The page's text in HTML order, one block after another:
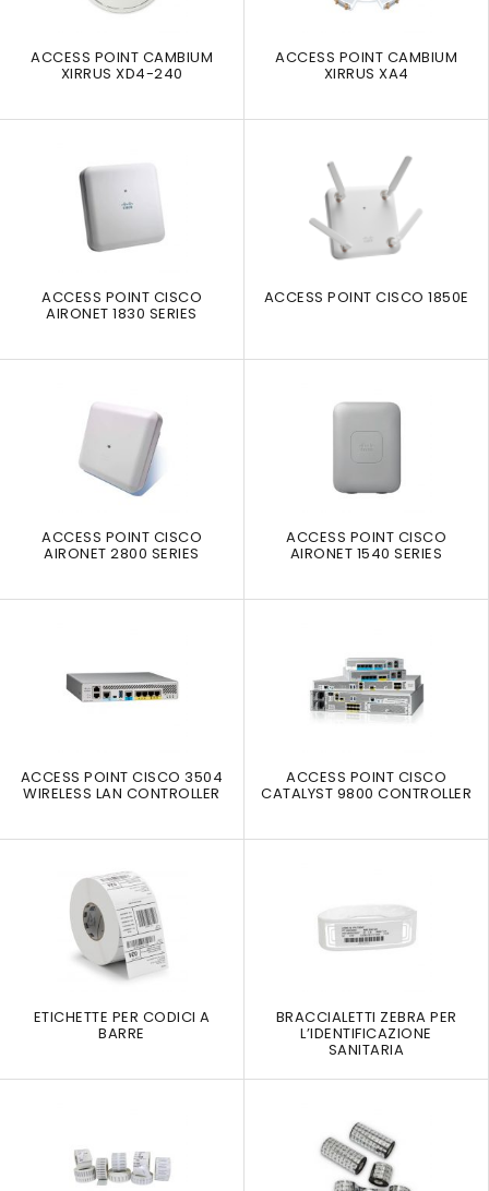
ACCESS POINT CAMBIUM
XIRRUS XD4-240
ACCESS POINT CAMBIUM
XIRRUS XA4
ACCESS POINT CISCO
AIRONET 1830 SERIES
ACCESS POINT CISCO 1850E
ACCESS POINT CISCO
AIRONET 2800 SERIES
ACCESS POINT CISCO
AIRONET 1540 SERIES
ACCESS POINT CISCO 3504
WIRELESS LAN CONTROLLER
ACCESS POINT CISCO
CATALYST 9800 CONTROLLER
ETICHETTE PER CODICI A
BARRE
BRACCIALETTI ZEBRA PER
L’IDENTIFICAZIONE
SANITARIA